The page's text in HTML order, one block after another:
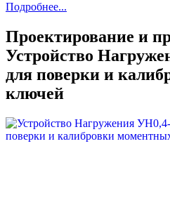
Подробнее...
Проектирование и
Устройство
для поверки и
ключей